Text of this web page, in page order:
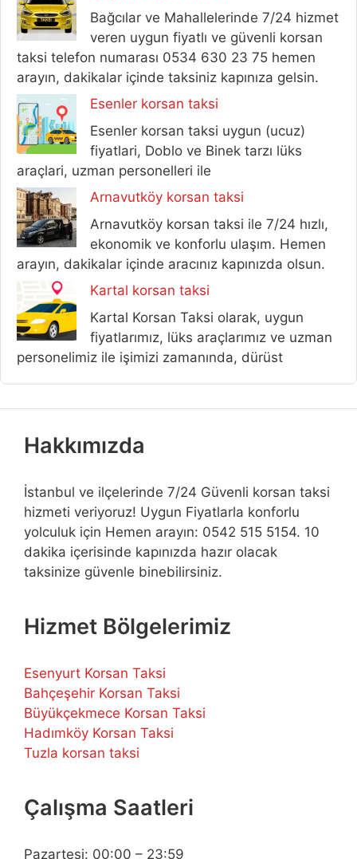
Bağcılar ve Mahallelerinde 7/24 hizmet
veren uygun fiyatlı ve güvenli korsan
taksi telefon numarası 0534 630 23 75 hemen
arayın, dakikalar içinde taksiniz kapınıza gelsin.
Esenler korsan taksi
Esenler korsan taksi uygun (ucuz)
fiyatlari, Doblo ve Binek tarzı lüks
araçlari, uzman personelleri ile
Arnavutköy korsan taksi
Arnavutköy korsan taksi ile 7/24 hızlı,
ekonomik ve konforlu ulaşım. Hemen
arayın, dakikalar içinde aracınız kapınızda olsun.
Kartal korsan taksi
Kartal Korsan Taksi olarak, uygun
fiyatlarımız, lüks araçlarımız ve uzman
personelimiz ile işimizi zamanında, dürüst
Hakkımızda
İstanbul ve ilçelerinde 7/24 Güvenli korsan taksi
hizmeti veriyoruz! Uygun Fiyatlarla konforlu
yolculuk için Hemen arayın: 0542 515 5154. 10
dakika içerisinde kapınızda hazır olacak
taksinize güvenle binebilirsiniz.
Hizmet Bölgelerimiz
Esenyurt Korsan Taksi
Bahçeşehir Korsan Taksi
Büyükçekmece Korsan Taksi
Hadımköy Korsan Taksi
Tuzla korsan taksi
Çalışma Saatleri
Pazartesi: 00:00 – 23:59